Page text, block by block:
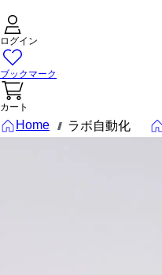
ログイン
ブックマーク
カート
Home /// ラボ自動化